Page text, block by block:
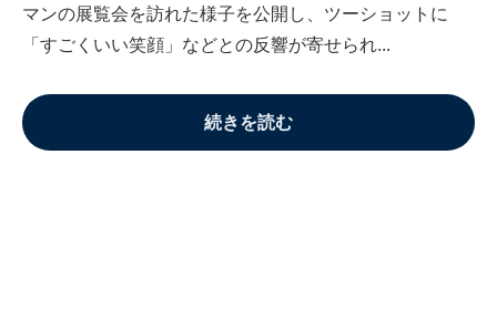
マンの展覧会を訪れた様子を公開し、ツーショットに
「すごくいい笑顔」などとの反響が寄せられ...
続きを読む